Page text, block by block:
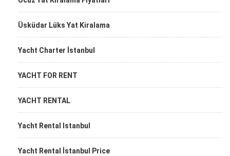
Üsküdar Lüks Yat Kiralama
Yacht Charter İstanbul
YACHT FOR RENT
YACHT RENTAL
Yacht Rental Istanbul
Yacht Rental İstanbul Price